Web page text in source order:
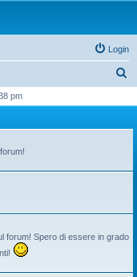
Login
c
pm
forum! Spero di essere in grado